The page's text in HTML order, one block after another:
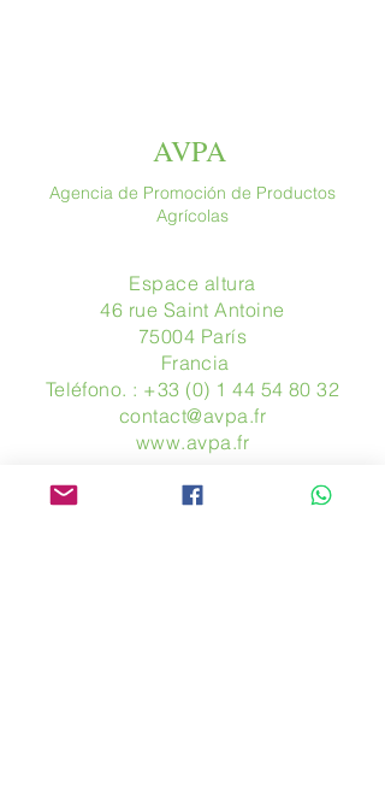
AVPA
Agencia de Promoción de Productos
Agrícolas
Espace altura
46 rue Saint Antoine
75004 París
​ Francia
Teléfono. : +33 (0) 1 44 54 80 32
contact@avpa.fr
www.avpa.fr